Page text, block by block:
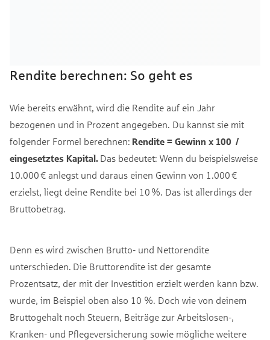
Rendite berechnen: So geht es
Wie bereits erwähnt, wird die Rendite auf ein Jahr
bezogenen und in Prozent angegeben. Du kannst sie mit
folgender Formel berechnen: Rendite = Gewinn x 100 /
eingesetztes Kapital. Das bedeutet: Wenn du beispielsweise
10.000 € anlegst und daraus einen Gewinn von 1.000 €
erzielst, liegt deine Rendite bei 10 %. Das ist allerdings der
Bruttobetrag.
Denn es wird zwischen Brutto- und Nettorendite
unterschieden. Die Bruttorendite ist der gesamte
Prozentsatz, der mit der Investition erzielt werden kann bzw.
wurde, im Beispiel oben also 10 %. Doch wie von deinem
Bruttogehalt noch Steuern, Beiträge zur Arbeitslosen-,
Kranken- und Pflegeversicherung sowie mögliche weitere